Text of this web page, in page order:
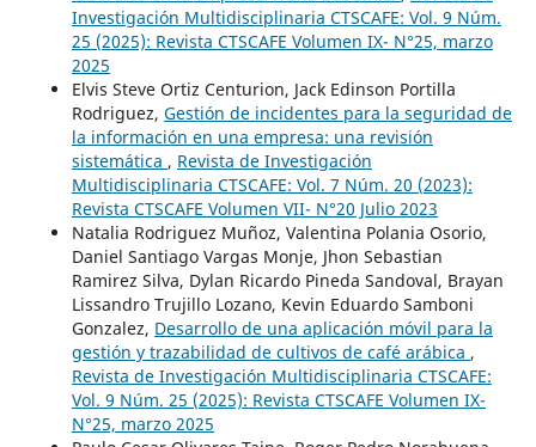
Investigación Multidisciplinaria CTSCAFE: Vol. 9 Núm.
25 (2025): Revista CTSCAFE Volumen IX- N°25, marzo
2025
Elvis Steve Ortiz Centurion, Jack Edinson Portilla
Rodriguez, Gestión de incidentes para la seguridad de
la información en una empresa: una revisión
sistemática , Revista de Investigación
Multidisciplinaria CTSCAFE: Vol. 7 Núm. 20 (2023):
Revista CTSCAFE Volumen VII- N°20 Julio 2023
Natalia Rodriguez Muñoz, Valentina Polania Osorio,
Daniel Santiago Vargas Monje, Jhon Sebastian
Ramirez Silva, Dylan Ricardo Pineda Sandoval, Brayan
Lissandro Trujillo Lozano, Kevin Eduardo Samboni
Gonzalez, Desarrollo de una aplicación móvil para la
gestión y trazabilidad de cultivos de café arábica ,
Revista de Investigación Multidisciplinaria CTSCAFE:
Vol. 9 Núm. 25 (2025): Revista CTSCAFE Volumen IX-
N°25, marzo 2025